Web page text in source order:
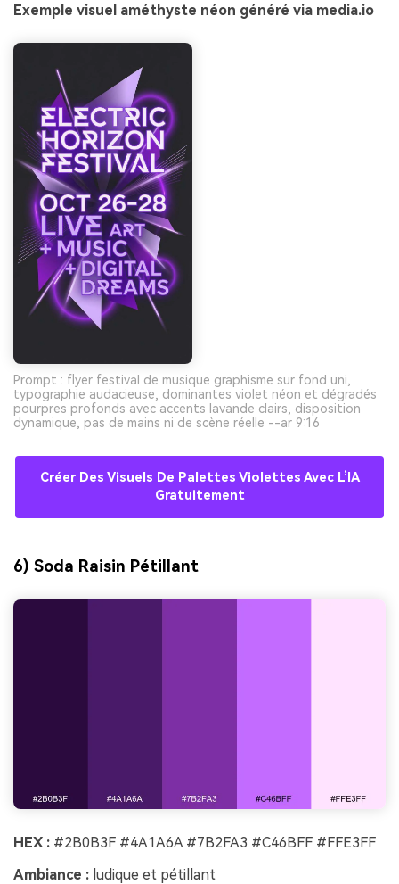
Exemple visuel améthyste néon généré via media.io
Prompt : flyer festival de musique graphisme sur fond uni,
typographie audacieuse, dominantes violet néon et dégradés
pourpres profonds avec accents lavande clairs, disposition
dynamique, pas de mains ni de scène réelle --ar 9:16
Créer Des Visuels De Palettes Violettes Avec L’IA
Gratuitement
6) Soda Raisin Pétillant
HEX : #2B0B3F #4A1A6A #7B2FA3 #C46BFF #FFE3FF
Ambiance : ludique et pétillant